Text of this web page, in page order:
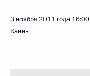
3 ноября 2011 года 16:00
Канны